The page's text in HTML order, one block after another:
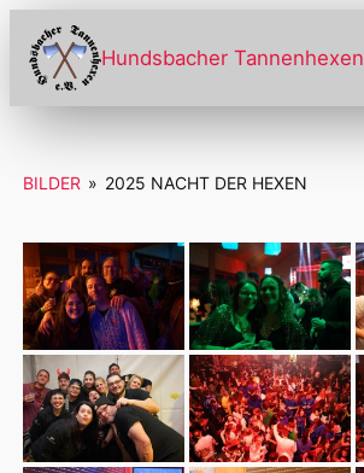
Zum
Inhalt
springen
Hundsbacher Tannenhexen
BILDER » 2025 NACHT DER HEXEN